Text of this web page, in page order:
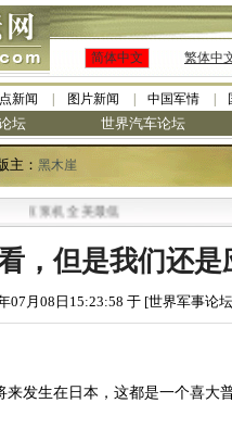
简体中文 繁体中
新闻 图片新闻 中国军情
坛 世界汽车论坛
主： 黑木崖
全美最低
，但是我们还
07月08日15:23:58 于 [世界军事论
来发生在日本，这都是一个喜大